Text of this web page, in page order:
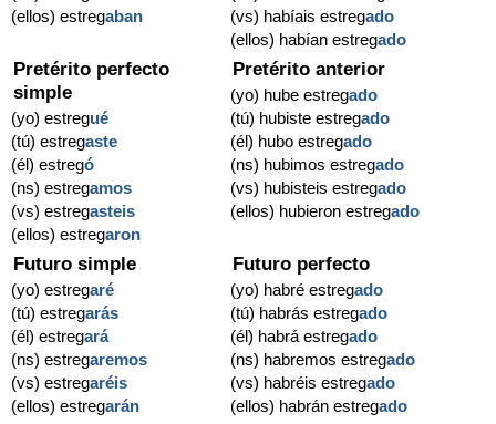
(ellos) estregaban
(vs) habíais estregado
(ellos) habían estregado
Pretérito perfecto
simple
(yo) estregué
(tú) estregaste
(él) estregó
(ns) estregamos
(vs) estregasteis
(ellos) estregaron
Pretérito anterior
(yo) hube estregado
(tú) hubiste estregado
(él) hubo estregado
(ns) hubimos estregado
(vs) hubisteis estregado
(ellos) hubieron estregado
Futuro simple
(yo) estregaré
(tú) estregarás
(él) estregará
(ns) estregaremos
(vs) estregaréis
(ellos) estregarán
Futuro perfecto
(yo) habré estregado
(tú) habrás estregado
(él) habrá estregado
(ns) habremos estregado
(vs) habréis estregado
(ellos) habrán estregado